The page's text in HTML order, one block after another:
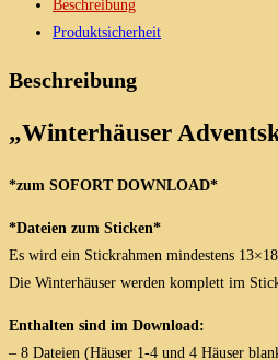
Stickdatei
Blanko
Menge
Beschreibung
Produktsicherheit
Beschreibung
„Winterhäuser
*zum SOFORT DOWNLOAD*
*Dateien zum Sticken*
Es wird ein Stickrahmen mindestens
Die Winterhäuser werden komplett im
Enthalten sind im Download:
– 8 Dateien (Häuser 1-4 und 4 Häuser